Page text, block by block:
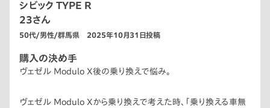
シビック TYPE R
23さん
50代/男性/群馬県 2025年10月31日投稿
購入の決め手
ヴェゼル Modulo X後の乗り換えで悩み。
ヴェゼル Modulo Xから乗り換えで考えた時、「乗り換える車無